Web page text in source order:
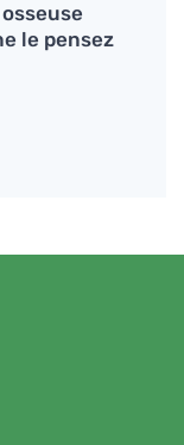
le pensez